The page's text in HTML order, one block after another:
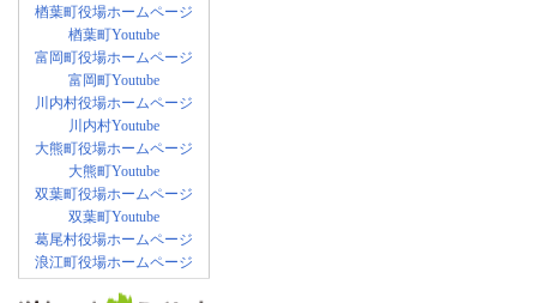
楢葉町役場ホームページ
楢葉町Youtube
富岡町役場ホームページ
富岡町Youtube
川内村役場ホームページ
川内村Youtube
大熊町役場ホームページ
大熊町Youtube
双葉町役場ホームページ
双葉町Youtube
葛尾村役場ホームページ
浪江町役場ホームページ